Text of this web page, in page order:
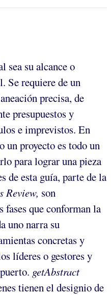
sea su alcance o
Se requiere de un
precisa, de
presupuestos y
e imprevistos. En
un proyecto es todo un
para lograr una pieza
de esta guía, parte de la
Review, son
fases que conforman la
uno narra su
concretas y
líderes o gestores y
getAbstract
tienen el designio de